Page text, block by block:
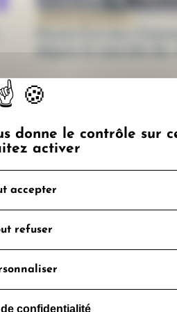
depuis le marché du
à notre
durable et inclusive
de réception.
À LA NEWSLETTER
donne le contrôle sur
activer
accepter
refuser
confidentialité